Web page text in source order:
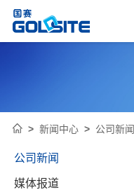
新闻中心 公司新闻
公司新闻
媒体报道